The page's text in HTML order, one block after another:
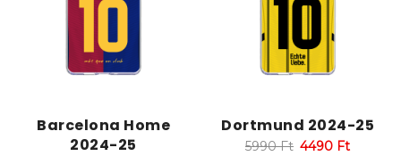
Barcelona Home
2024-25
Dortmund 2024-25
5990Ft 4490 Ft